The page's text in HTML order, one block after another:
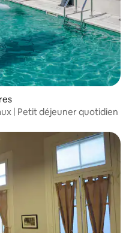
| Petit déjeuner quotidien